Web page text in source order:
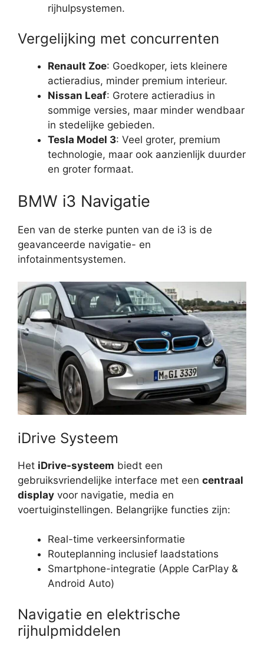
rijhulpsystemen.
Vergelijking met concurrenten
Renault Zoe: Goedkoper, iets kleinere
actieradius, minder premium interieur.
Nissan Leaf: Grotere actieradius in
sommige versies, maar minder wendbaar
in stedelijke gebieden.
Tesla Model 3: Veel groter, premium
technologie, maar ook aanzienlijk duurder
en groter formaat.
BMW i3 Navigatie
Een van de sterke punten van de i3 is de
geavanceerde navigatie- en
infotainmentsystemen.
iDrive Systeem
Het iDrive-systeem biedt een
gebruiksvriendelijke interface met een centraal
display voor navigatie, media en
voertuiginstellingen. Belangrijke functies zijn:
Real-time verkeersinformatie
Routeplanning inclusief laadstations
Smartphone-integratie (Apple CarPlay &
Android Auto)
Navigatie en elektrische
rijhulpmiddelen